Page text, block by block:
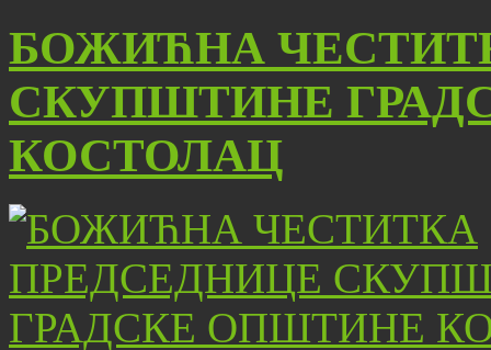
БОЖИЋНА
СКУПШТИНЕ
КОСТОЛАЦ